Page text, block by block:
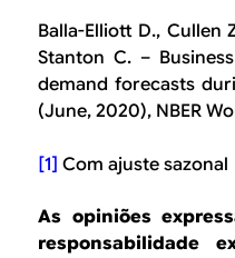
Balla-Elliott D., Cullen
Stanton C. –
demand forecasts
(June, 2020), NBER
[1] Com ajuste sazonal
As opiniões
responsabilidade